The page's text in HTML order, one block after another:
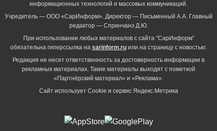
информационных технологий и массовых коммуникаций.
Учредитель — ООО «СарИнформ». Директор — Письменный А.А. Главный
редактор — Спринчанэ Д.Ю.
При использовании любых материалов с сайта "СарИнформ"
обязательна гиперссылка на sarinform.ru или на страницу с новостью.
Редакция не несет ответственность за достоверность информации в
рекламных материалах. Такие материалы выходят с пометкой
«Партнёрский материал» и «Реклама».
Сайт использует Cookie и сервиc Яндекс.Метрика